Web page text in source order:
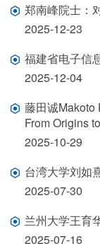
郑南峰院士：
2025-12-23
福建省电子信
2025-12-04
藤田诚Makoto
From Origins
2025-10-29
台湾大学刘如
2025-07-30
兰州大学王育
2025-07-16